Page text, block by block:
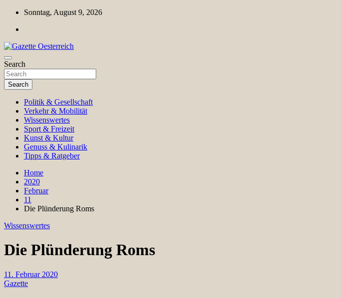
Skip
content
Sonntag, August 9, 2026
Gazette Oesterreich
Magazin für Freizeit, Politik, Kultur & Wissenschaft
Search
Search
Politik & Gesellschaft
Verkehr & Mobilität
Wissenswertes
Sport & Freizeit
Kunst & Kultur
Genuss & Kulinarik
Tipps & Ratgeber
Home
2020
Februar
11
Die Plünderung Roms
Wissenswertes
Die Plünderung Roms
11. Februar 2020
Gazette